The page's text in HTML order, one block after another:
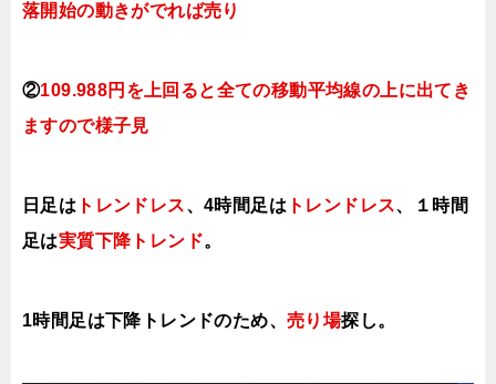
落開始の動きがでれば売り
②109.988円を上回ると全ての移動平均線の上に出てき
ますので様子見
日足は トレンドレス、4時間足は トレンドレス、１時間
足は実質下降トレンド。
1時間足は下降トレンドのため、売り場探し。